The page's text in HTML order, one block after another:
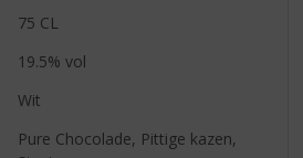
75 CL
19.5% vol
Wit
Pure Chocolade, Pittige kazen,